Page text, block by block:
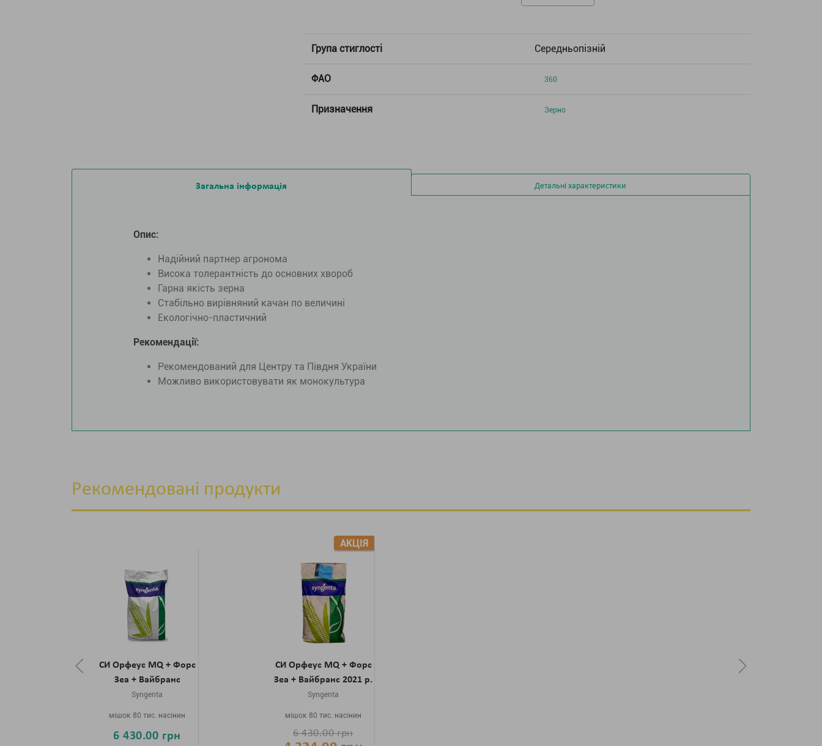
Група стиглості Середньопізній
ФАО 360
Призначення Зерно
Загальна інформація Детальні характеристики
Опис:
Надійний партнер агронома
Висока толерантність до основних хвороб
Гарна якість зерна
Стабільно вирівняний качан по величині
Екологічно-пластичний
Рекомендації:
Рекомендований для Центру та Півдня України
Можливо використовувати як монокультура
Рекомендовані продукти
СИ Орфеус MQ + Форс
Зеа + Вайбранс
Syngenta
мішок 80 тис. насінин
6 430.00 грн
СИ Орфеус MQ + Форс
Зеа + Вайбранс 2021 р.
Syngenta
мішок 80 тис. насінин
АКЦІЯ
6 430.00 грн